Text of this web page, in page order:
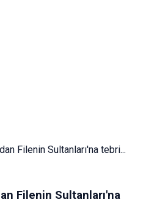
Filenin Sultanları'na tebri...
Filenin Sultanları'na